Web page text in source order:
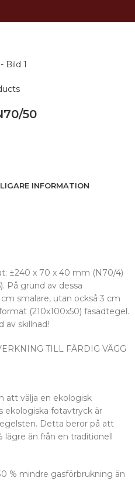
50
INFORMATION
±240 x 70 x 40 mm (N70/4)
På grund av dessa
smalare, utan också 3 cm
(210x100x50) fasadtegel.
av skillnad!
TILL FÄRDIG VÄGG
att välja en ekologisk
ekologiska fotavtryck är
Detta beror på att
lägre än från en traditionell
% mindre gasförbrukning än